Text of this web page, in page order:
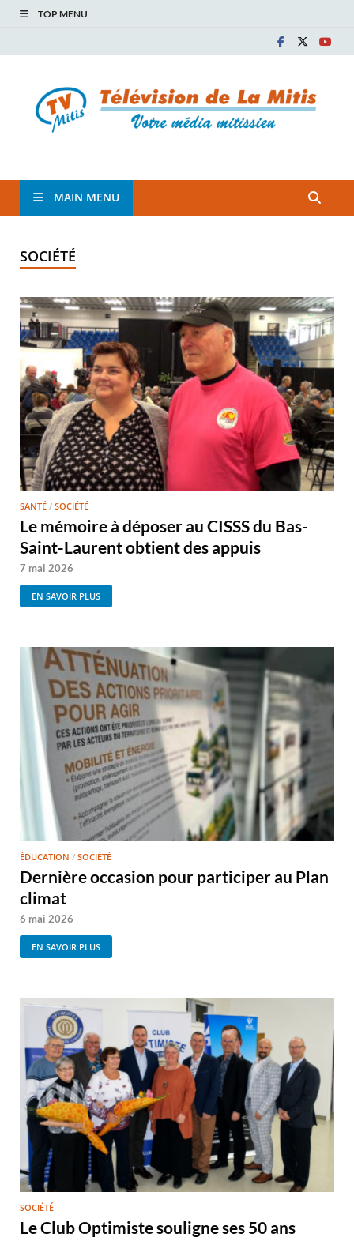
TOP MENU
TVM
MAIN MENU
SOCIÉTÉ
SANTÉ / SOCIÉTÉ
Le mémoire à déposer au CISSS du Bas-
Saint-Laurent obtient des appuis
7 mai 2026
EN SAVOIR PLUS
ÉDUCATION / SOCIÉTÉ
Dernière occasion pour participer au Plan
climat
6 mai 2026
EN SAVOIR PLUS
SOCIÉTÉ
Le Club Optimiste souligne ses 50 ans